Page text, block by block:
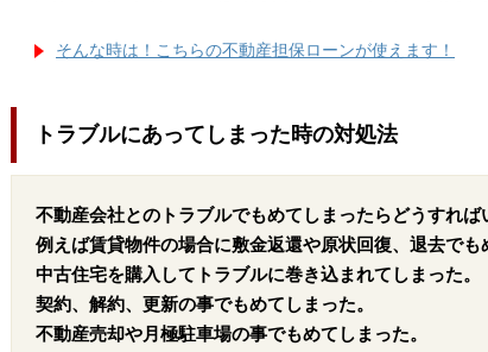
そんな時は！こちらの不動産担保ローンが使えます！
トラブルにあってしまった時の対処法
不動産会社とのトラブルでもめてしまったらどうすれば
例えば賃貸物件の場合に敷金返還や原状回復、退去でも
中古住宅を購入してトラブルに巻き込まれてしまった。
契約、解約、更新の事でもめてしまった。
不動産売却や月極駐車場の事でもめてしまった。